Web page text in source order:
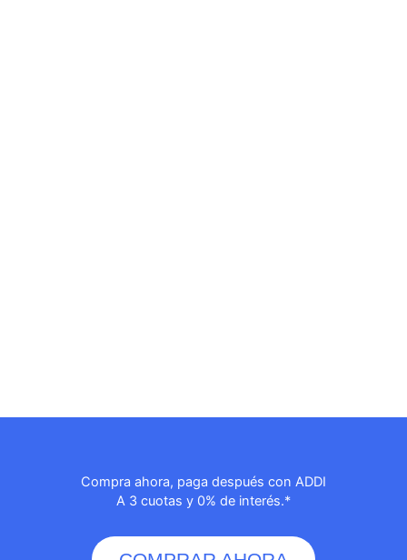
Compra ahora, paga después con ADDI
A 3 cuotas y 0% de interés.*